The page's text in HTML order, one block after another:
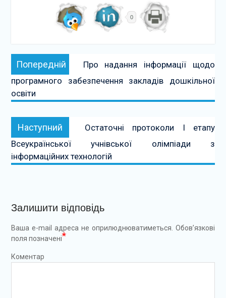
0
Навігація
записів
Попередній Попередній:
Про надання інформації щодо
програмного забезпечення закладів дошкільної
освіти
Наступний Наступний:
Остаточні протоколи І етапу
Всеукраїнської учнівської олімпіади з
інформаційних технологій
Залишити відповідь
Ваша e-mail адреса не оприлюднюватиметься. Обов’язкові
поля позначені*
Коментар